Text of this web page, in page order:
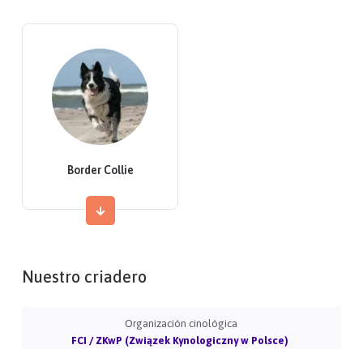
Border Collie
Nuestro criadero
Organización cinológica
FCI / ZKwP (Związek Kynologiczny w Polsce)